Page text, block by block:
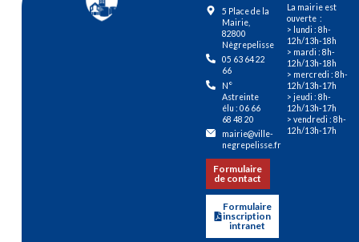
5 Place de la
Mairie,
82800
Nègrepelisse
05 63 64 22
66
N°
Astreinte
élu : 06 66
68 48 20
mairie@ville-
negrepelisse.fr
Formulaire
de contact
Formulaire
inscription
intranet
La mairie est
ouverte :
> lundi : 8h-
12h/13h-18h
> mardi : 8h-
12h/13h-18h
> mercredi : 8h-
12h/13h-17h
> jeudi : 8h-
12h/13h-17h
> vendredi : 8h-
12h/13h-17h